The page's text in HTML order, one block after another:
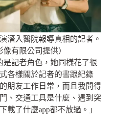
潛入醫院報導真相的記者。
像有限公司提供）
是記者角色，她同樣花了很
各樣關於記者的書跟紀錄
朋友工作日常，而且我問得
、交通工具是什麼、遇到突
載了什麼app都不放過。」